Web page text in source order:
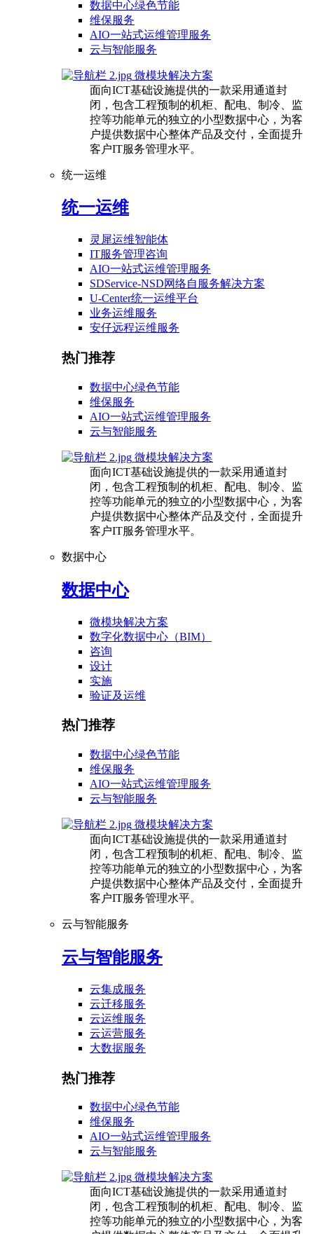
数据中心绿色节能
维保服务
AIO一站式运维管理服务
云与智能服务
微模块解决方案
面向ICT基础设施提供的一款采用通道封
闭，包含工程预制的机柜、配电、制冷、监
控等功能单元的独立的小型数据中心，为客
户提供数据中心整体产品及交付，全面提升
客户IT服务管理水平。
统一运维
统一运维
灵犀运维智能体
IT服务管理咨询
AIO一站式运维管理服务
SDService-NSD网络自服务解决方案
U-Center统一运维平台
业务运维服务
安仔远程运维服务
热门推荐
数据中心绿色节能
维保服务
AIO一站式运维管理服务
云与智能服务
微模块解决方案
面向ICT基础设施提供的一款采用通道封
闭，包含工程预制的机柜、配电、制冷、监
控等功能单元的独立的小型数据中心，为客
户提供数据中心整体产品及交付，全面提升
客户IT服务管理水平。
数据中心
数据中心
微模块解决方案
数字化数据中心（BIM）
咨询
设计
实施
验证及运维
热门推荐
数据中心绿色节能
维保服务
AIO一站式运维管理服务
云与智能服务
微模块解决方案
面向ICT基础设施提供的一款采用通道封
闭，包含工程预制的机柜、配电、制冷、监
控等功能单元的独立的小型数据中心，为客
户提供数据中心整体产品及交付，全面提升
客户IT服务管理水平。
云与智能服务
云与智能服务
云集成服务
云迁移服务
云运维服务
云运营服务
大数据服务
热门推荐
数据中心绿色节能
维保服务
AIO一站式运维管理服务
云与智能服务
微模块解决方案
面向ICT基础设施提供的一款采用通道封
闭，包含工程预制的机柜、配电、制冷、监
控等功能单元的独立的小型数据中心，为客